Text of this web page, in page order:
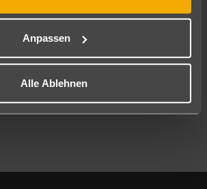
Anpassen
Alle Ablehnen
Mehr Filter anzeigen